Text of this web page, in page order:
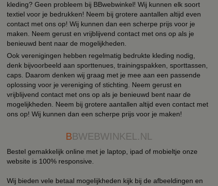
kleding? Geen probleem bij BBwebwinkel! Wij kunnen elk soort
textiel voor je bedrukken! Neem bij grotere aantallen altijd even
contact met ons op! Wij kunnen dan een scherpe prijs voor je
maken. Neem gerust en vrijblijvend contact met ons op als je
benieuwd bent naar de mogelijkheden.
Ook verenigingen hebben regelmatig bedrukte kleding nodig,
denk bijvoorbeeld aan sporttenues, trainingspakken, sporttassen,
caps. Daarom denken wij graag met je mee aan een passende
oplossing voor je vereniging of stichting. Neem gerust en
vrijblijvend contact met ons op als je benieuwd bent naar de
mogelijkheden. Neem bij grotere aantallen altijd even contact met
ons op! Wij kunnen dan een scherpe prijs voor je maken!
BBWEBWINKEL.NL
Bestel gemakkelijk online met je laptop, ipad of mobieltje onze
website is 100% responsive.
Wij bieden vele betaal mogelijkheden kijk bij de afbeeldingen en